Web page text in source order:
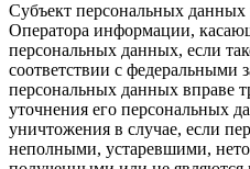
Субъект персональных
Оператора информации,
персональных данных, если
соответствии с федеральными
персональных данных вправе
уточнения его персональных
уничтожения в случае, если
неполными, устаревшими,